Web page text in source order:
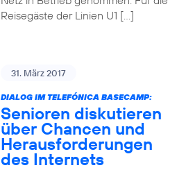
Reisegäste der Linien U1 […]
31. März 2017
DIALOG IM TELEFÓNICA BASECAMP:
Senioren diskutieren
über Chancen und
Herausforderungen
des Internets